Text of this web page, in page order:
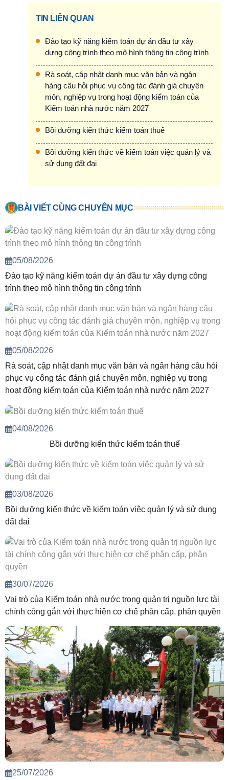
TIN LIÊN QUAN
Đào tạo kỹ năng kiểm toán dự án đầu tư xây
dựng công trình theo mô hình thông tin công trình
Rà soát, cập nhật danh mục văn bản và ngân
hàng câu hỏi phục vụ công tác đánh giá chuyên
môn, nghiệp vụ trong hoạt động kiểm toán của
Kiểm toán nhà nước năm 2027
Bồi dưỡng kiến thức kiểm toán thuế
Bồi dưỡng kiến thức về kiểm toán việc quản lý và
sử dụng đất đai
BÀI VIẾT CÙNG CHUYÊN MỤC
05/08/2026
Đào tạo kỹ năng kiểm toán dự án đầu tư xây dựng công
trình theo mô hình thông tin công trình
05/08/2026
Rà soát, cập nhật danh mục văn bản và ngân hàng câu hỏi
phục vụ công tác đánh giá chuyên môn, nghiệp vụ trong
hoạt động kiểm toán của Kiểm toán nhà nước năm 2027
04/08/2026
Bồi dưỡng kiến thức kiểm toán thuế
03/08/2026
Bồi dưỡng kiến thức về kiểm toán việc quản lý và sử dụng
đất đai
30/07/2026
Vai trò của Kiểm toán nhà nước trong quản trị nguồn lực tài
chính công gắn với thực hiện cơ chế phân cấp, phân quyền
25/07/2026